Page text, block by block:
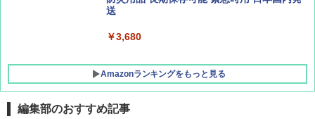
ATCW-150B エクルベージュ
￥-
送
￥3,680
Amazonランキングをもっと見る
編集部のおすすめ記事